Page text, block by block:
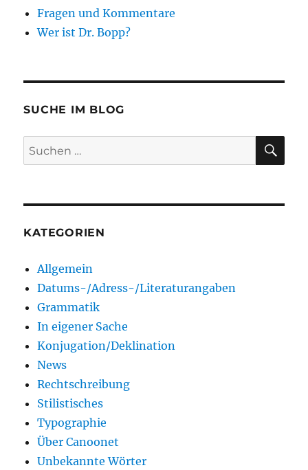
Fragen und Kommentare
Wer ist Dr. Bopp?
SUCHE IM BLOG
Suchen
nach:
KATEGORIEN
Allgemein
Datums-/Adress-/Literaturangaben
Grammatik
In eigener Sache
Konjugation/Deklination
News
Rechtschreibung
Stilistisches
Typographie
Über Canoonet
Unbekannte Wörter